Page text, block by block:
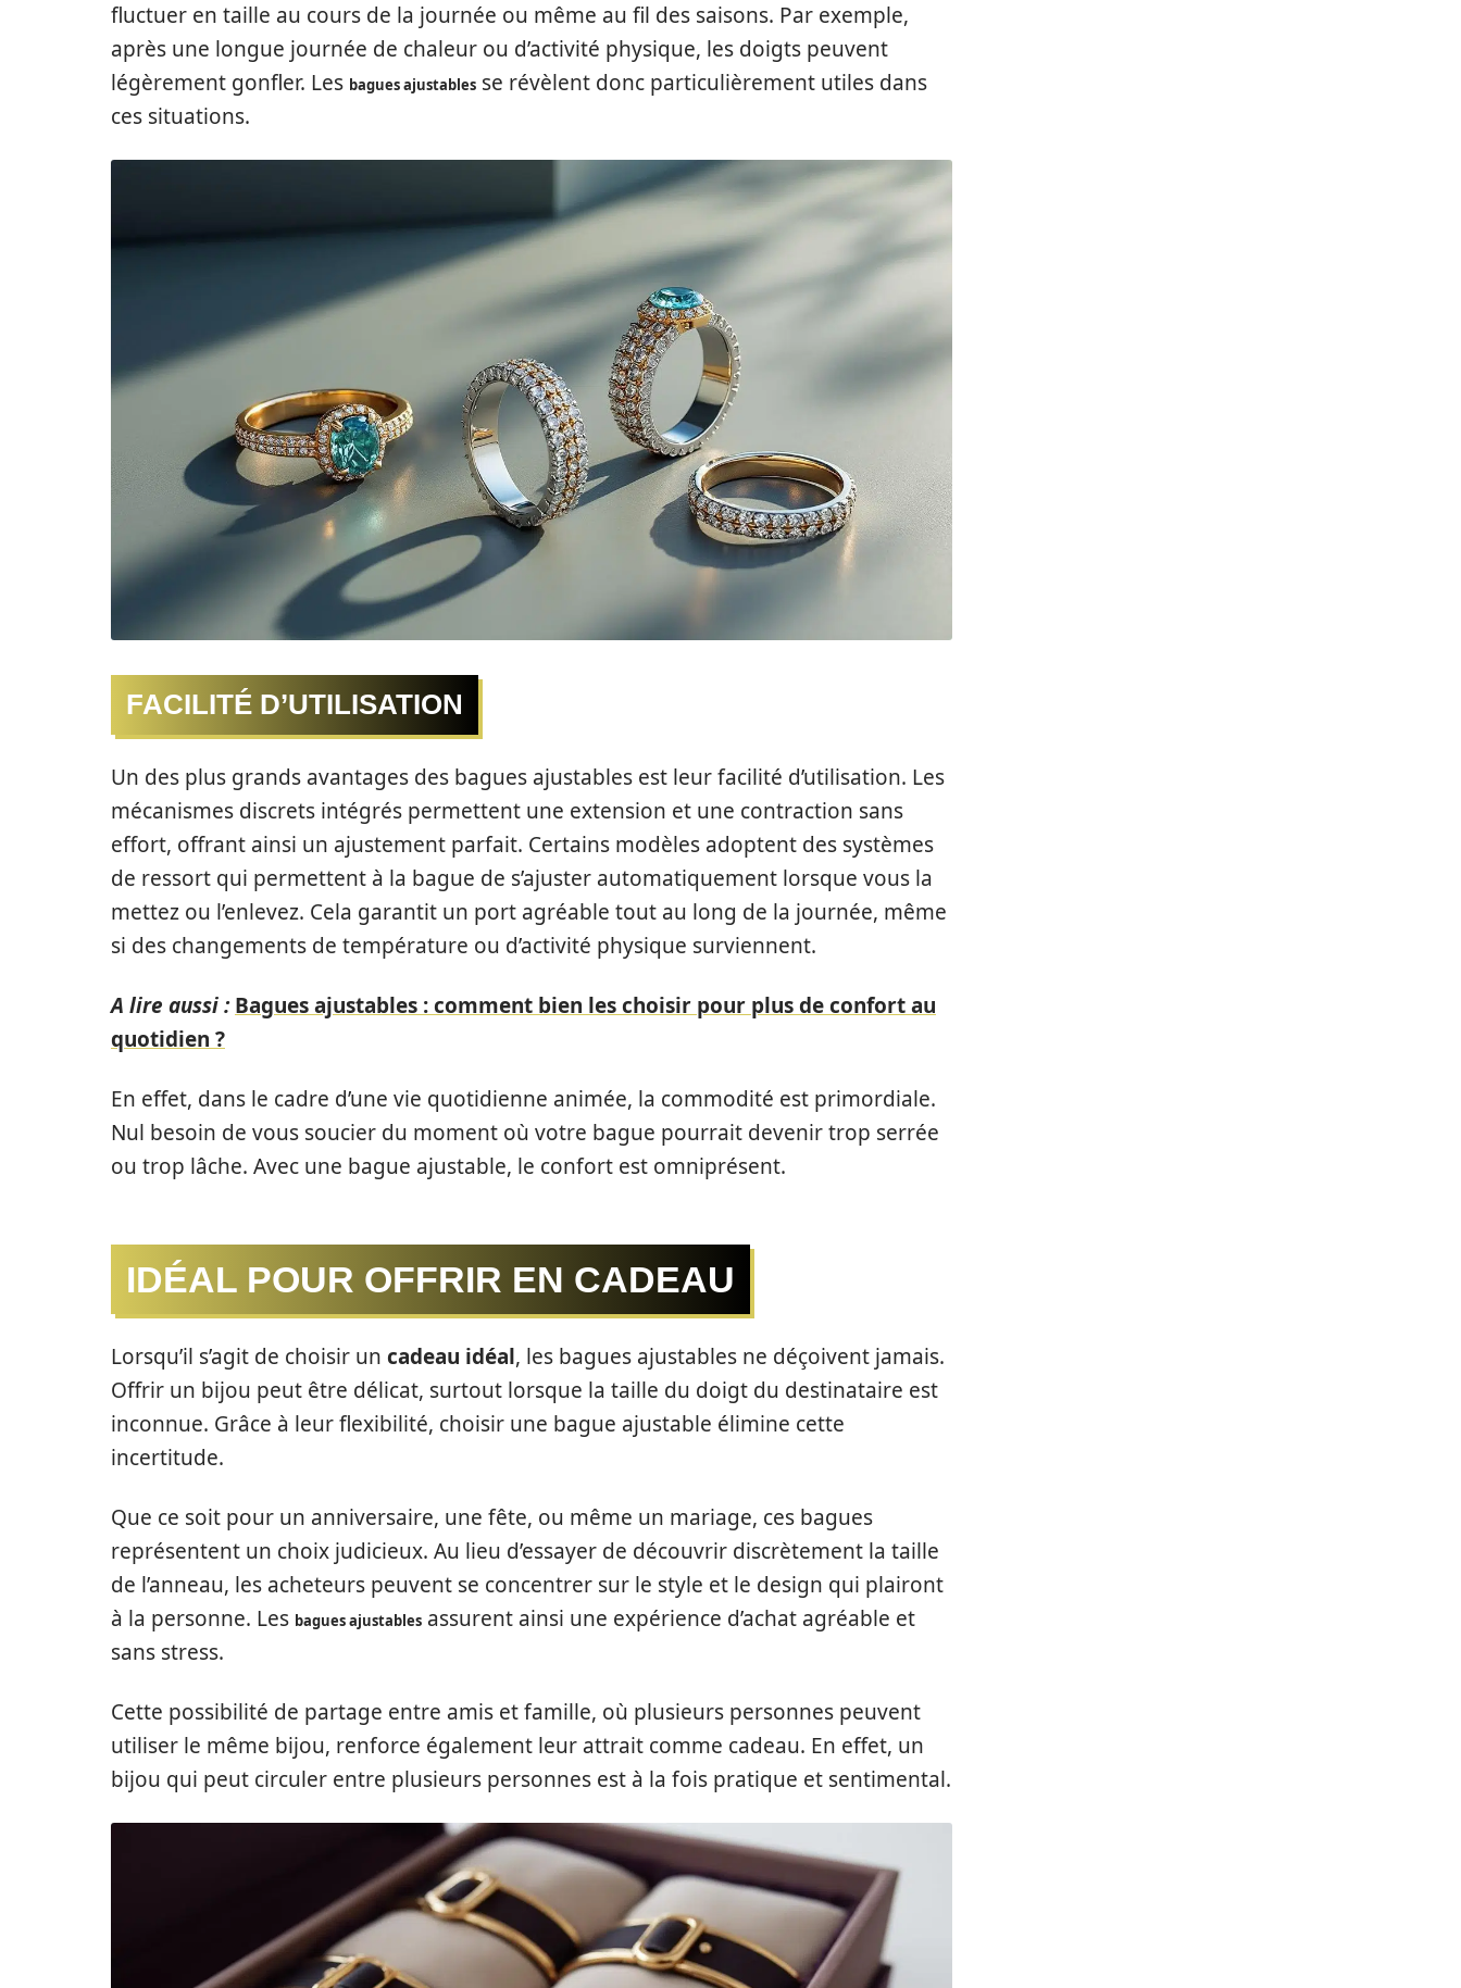
fluctuer en taille au cours de la journée ou même au fil des saisons. Par exemple,
après une longue journée de chaleur ou d’activité physique, les doigts peuvent
légèrement gonfler. Les bagues ajustables se révèlent donc particulièrement utiles dans
ces situations.
FACILITÉ D’UTILISATION
Un des plus grands avantages des bagues ajustables est leur facilité d’utilisation. Les
mécanismes discrets intégrés permettent une extension et une contraction sans
effort, offrant ainsi un ajustement parfait. Certains modèles adoptent des systèmes
de ressort qui permettent à la bague de s’ajuster automatiquement lorsque vous la
mettez ou l’enlevez. Cela garantit un port agréable tout au long de la journée, même
si des changements de température ou d’activité physique surviennent.
A lire aussi : Bagues ajustables : comment bien les choisir pour plus de confort au
quotidien ?
En effet, dans le cadre d’une vie quotidienne animée, la commodité est primordiale.
Nul besoin de vous soucier du moment où votre bague pourrait devenir trop serrée
ou trop lâche. Avec une bague ajustable, le confort est omniprésent.
IDÉAL POUR OFFRIR EN CADEAU
Lorsqu’il s’agit de choisir un cadeau idéal, les bagues ajustables ne déçoivent jamais.
Offrir un bijou peut être délicat, surtout lorsque la taille du doigt du destinataire est
inconnue. Grâce à leur flexibilité, choisir une bague ajustable élimine cette
incertitude.
Que ce soit pour un anniversaire, une fête, ou même un mariage, ces bagues
représentent un choix judicieux. Au lieu d’essayer de découvrir discrètement la taille
de l’anneau, les acheteurs peuvent se concentrer sur le style et le design qui plairont
à la personne. Les bagues ajustables assurent ainsi une expérience d’achat agréable et
sans stress.
Cette possibilité de partage entre amis et famille, où plusieurs personnes peuvent
utiliser le même bijou, renforce également leur attrait comme cadeau. En effet, un
bijou qui peut circuler entre plusieurs personnes est à la fois pratique et sentimental.